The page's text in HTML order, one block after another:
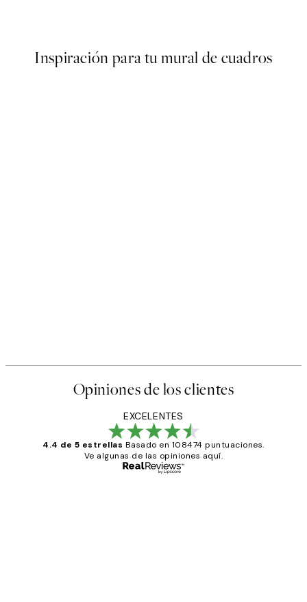
Inspiración para tu mural de cuadros
Opiniones de los clientes
EXCELENTES
4.4 de 5 estrellas Basado en 108474 puntuaciones.
Ve algunas de las opiniones aquí.